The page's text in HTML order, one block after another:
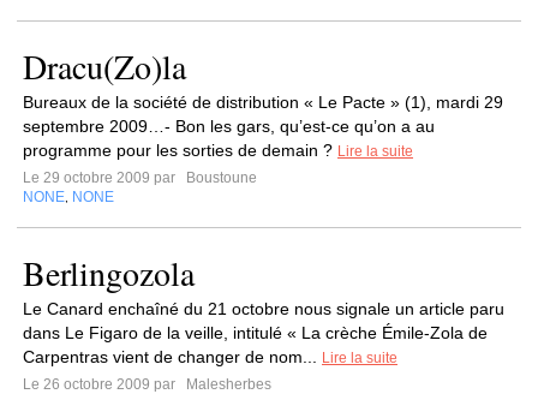
Dracu(Zo)la
Bureaux de la société de distribution « Le Pacte » (1), mardi 29
septembre 2009…- Bon les gars, qu’est-ce qu’on a au
programme pour les sorties de demain ? Lire la suite
Le 29 octobre 2009 par
Boustoune
NONE NONE
Berlingozola
Le Canard enchaîné du 21 octobre nous signale un article paru
dans Le Figaro de la veille, intitulé « La crèche Émile-Zola de
Carpentras vient de changer de nom...
Lire la suite
Le 26 octobre 2009 par
Malesherbes